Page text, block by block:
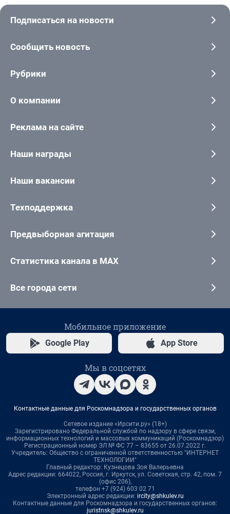
Подписаться на новости
Сообщить новость
Рубрики
О компании
Реклама на сайте
Наши награды
Наши вакансии
Техподдержка
Предвыборная агитация
Статистика канала в MAX
Все города сети
Мобильное приложение
Google Play App Store
Мы в соцсетях
Контактные данные для Роскомнадзора и государственных органов
Сетевое издание «Ирсити.ру» (18+)
Зарегистрировано Федеральной службой по надзору в сфере связи,
информационных технологий и массовых коммуникаций (Роскомнадзор)
Регистрационный номер ЭЛ № ФС 77 – 83655 от 26.07.2022 г.
Учредитель: Общество с ограниченной ответственностью "ИНТЕРНЕТ
ТЕХНОЛОГИИ"
Главный редактор: Кузнецова Зоя Валерьевна
Адрес редакции: 664022, Россия, г. Иркутск, ул. Советская, стр. 42, пом. 7
(офис 206),
телефон +7 (924) 603 02 71
Электронный адрес редакции: ircity@shkulev.ru
Контактные данные для Роскомнадзора и государственных органов:
juristnsk@shkulev.ru